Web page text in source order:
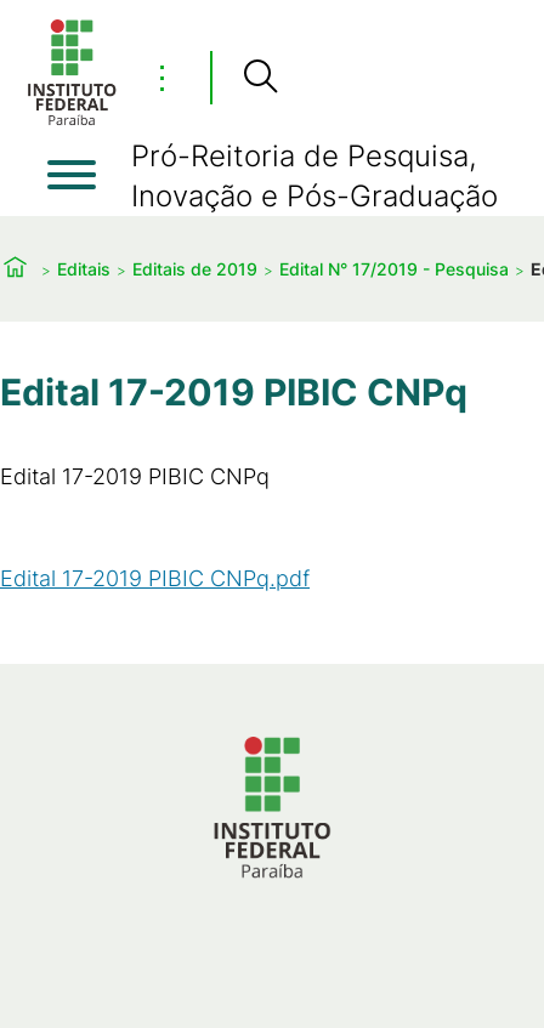
⋮
Pró-Reitoria de Pesquisa,
Inovação e Pós-Graduação
Editais Editais de 2019 Edital N° 17/2019 - Pesquisa
Edital 17-2019 PIBIC CNPq
Edital 17-2019 PIBIC CNPq
Edital 17-2019 PIBIC CNPq.pdf